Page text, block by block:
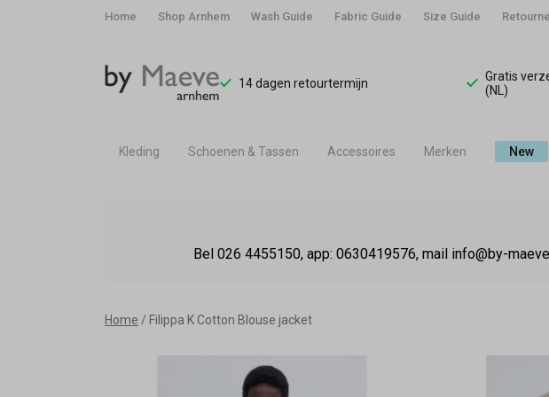
Home Shop Arnhem Wash Guide Fabric Guide Size Guide
14 dagen retourtermijn
Gratis
(NL)
Kleding Schoenen & Tassen Accessoires Merken New
Blouse
Bel 026 4455150, app: 0630419576, mail info@by-
Home Filippa K Cotton Blouse jacket